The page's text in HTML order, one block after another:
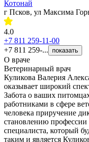
Котонай
г Псков, ул Максима
4.0
+7 811 259-11-00
+7 811 259-...
показать
О враче
Ветеринарный врач
Куликова Валерия
оказывает широкий
Забота о ваших
работниками в сфере
человека приручение
становлению профессии
специалиста, который
таким и является